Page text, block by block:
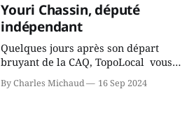
Youri Chassin, député
indépendant
Quelques jours après son départ
bruyant de la CAQ, TopoLocal vous
présente une conversation avec Youri
Chassin. Nous avons causé de sa
By Charles Michaud 16 Sep 2024